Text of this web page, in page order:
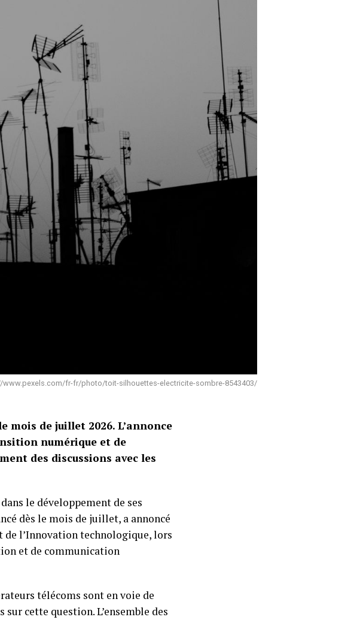
www.pexels.com/fr-fr/photo/toit-silhouettes-electricite-sombre-8543403/
mois de juillet 2026. L’annonce
numérique et de
des discussions avec les
le développement de ses
dès le mois de juillet, a annoncé
l’Innovation technologique, lors
et de communication
télécoms sont en voie de
cette question. L’ensemble des